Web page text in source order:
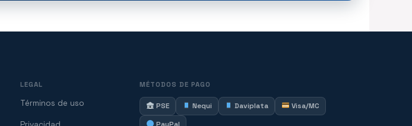
LEGAL
Términos de uso
MÉTODOS DE PAGO
PSE Nequi Daviplata
Visa/MC